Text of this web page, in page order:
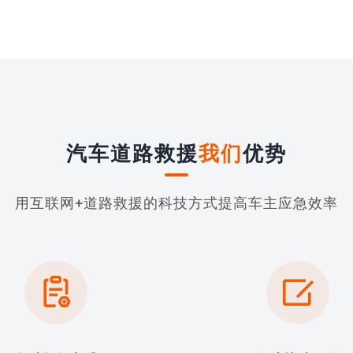
汽车道路救援我们优势
用互联网+道路救援的科技方式提高车主应急效率
 